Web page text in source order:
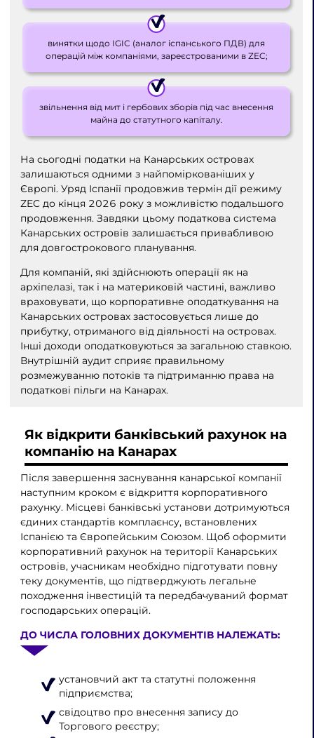
винятки щодо IGIC (аналог іспанського ПДВ) для
операцій між компаніями, зареєстрованими в ZEC;
звільнення від мит і гербових зборів під час внесення
майна до статутного капіталу.
На сьогодні податки на Канарських островах
залишаються одними з найпоміркованіших у
Європі. Уряд Іспанії продовжив термін дії режиму
ZEC до кінця 2026 року з можливістю подальшого
продовження. Завдяки цьому податкова система
Канарських островів залишається привабливою
для довгострокового планування.
Для компаній, які здійснюють операції як на
архіпелазі, так і на материковій частині, важливо
враховувати, що корпоративне оподаткування на
Канарських островах застосовується лише до
прибутку, отриманого від діяльності на островах.
Інші доходи оподатковуються за загальною ставкою.
Внутрішній аудит сприяє правильному
розмежуванню потоків та підтриманню права на
податкові пільги на Канарах.
Як відкрити банківський рахунок на
компанію на Канарах
Після завершення заснування канарської компанії
наступним кроком є відкриття корпоративного
рахунку. Місцеві банківські установи дотримуються
єдиних стандартів комплаєнсу, встановлених
Іспанією та Європейським Союзом. Щоб оформити
корпоративний рахунок на території Канарських
островів, учасникам необхідно підготувати повну
теку документів, що підтверджують легальне
походження інвестицій та передбачуваний формат
господарських операцій.
ДО ЧИСЛА ГОЛОВНИХ ДОКУМЕНТІВ НАЛЕЖАТЬ:
установчий акт та статутні положення
підприємства;
свідоцтво про внесення запису до
Торгового реєстру;